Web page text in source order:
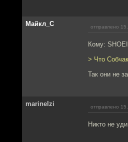
Майкл_С отправлено
Кому:
> Что
Так они не
marinelzi отправлено
Никто не